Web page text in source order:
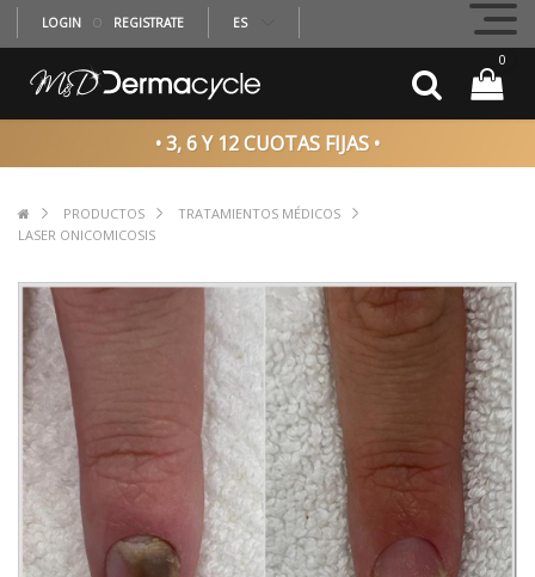
LOGIN O REGISTRATE ES
0
• 3, 6 Y 12 CUOTAS FIJAS •
PRODUCTOS
TRATAMIENTOS MÉDICOS
LASER ONICOMICOSIS